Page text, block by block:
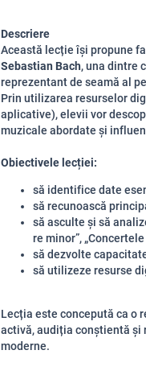
Descriere
Această lecție își propune
Sebastian Bach, una dintre
reprezentant de seamă al
Prin utilizarea resurselor
aplicative), elevii vor
muzicale abordate și
Obiectivele lecției:
să identifice date
să recunoască
să asculte și să
re minor”,
să dezvolte
să utilizeze resurse
Lecția este concepută ca o
activă, audiția conștientă
moderne.